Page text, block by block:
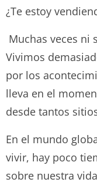
¿Te estoy
Muchas veces ni
Vivimos
por los
lleva en el
desde tantos
En el mundo
vivir, hay poco
sobre nuestra